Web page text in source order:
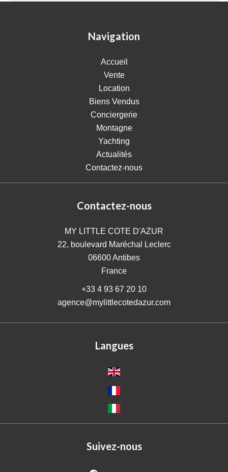
Navigation
Accueil
Vente
Location
Biens Vendus
Conciergerie
Montagne
Yachting
Actualités
Contactez-nous
Contactez-nous
MY LITTLE COTE D'AZUR
22, boulevard Maréchal Leclerc
06600Antibes
France
+33 4 93 67 20 10
agence@mylittlecotedazur.com
Langues
Suivez-nous